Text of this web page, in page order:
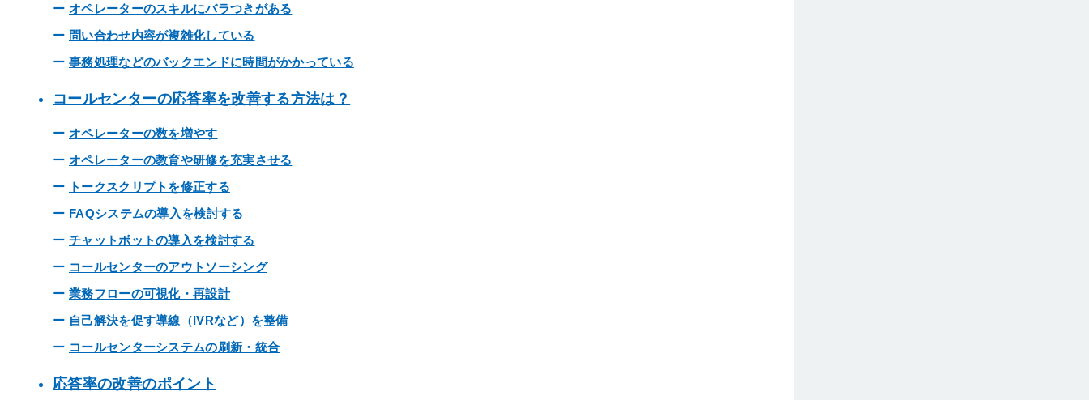
オペレーターのスキルにバラつきがある
問い合わせ内容が複雑化している
事務処理などのバックエンドに時間がかかっている
コールセンターの応答率を改善する方法は？
オペレーターの数を増やす
オペレーターの教育や研修を充実させる
トークスクリプトを修正する
FAQシステムの導入を検討する
チャットボットの導入を検討する
コールセンターのアウトソーシング
業務フローの可視化・再設計
自己解決を促す導線（IVRなど）を整備
コールセンターシステムの刷新・統合
応答率の改善のポイント